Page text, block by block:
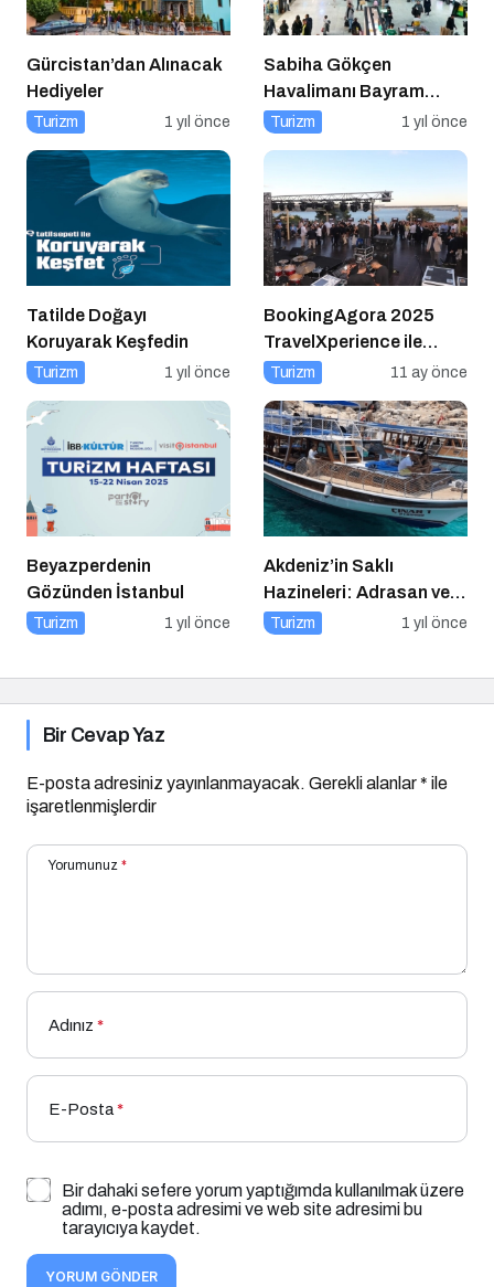
Gürcistan’dan Alınacak
Hediyeler
Turizm 1 yıl önce
Sabiha Gökçen
Havalimanı Bayram
Yoğunluğuna Hazır!
Turizm 1 yıl önce
Tatilde Doğayı
Koruyarak Keşfedin
Turizm 1 yıl önce
BookingAgora 2025
TravelXperience ile
seyahat sektörü Six
Mansions’da bir araya
geldi
Turizm 11 ay önce
Beyazperdenin
Gözünden İstanbul
Turizm 1 yıl önce
Akdeniz’in Saklı
Hazineleri: Adrasan ve
Çevresi
Turizm 1 yıl önce
Bir Cevap Yaz
E-posta adresiniz yayınlanmayacak. Gerekli alanlar* ile
işaretlenmişlerdir
Yorumunuz *
Adınız *
E-Posta*
Bir dahaki sefere yorum yaptığımda kullanılmak üzere
adımı, e-posta adresimi ve web site adresimi bu
tarayıcıya kaydet.
YORUM GÖNDER